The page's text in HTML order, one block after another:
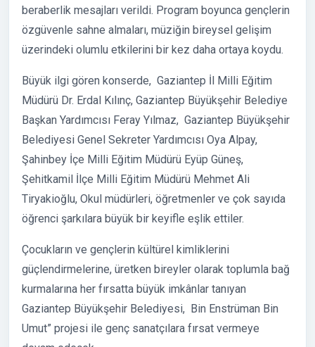
beraberlik mesajları verildi. Program boyunca gençlerin
özgüvenle sahne almaları, müziğin bireysel gelişim
üzerindeki olumlu etkilerini bir kez daha ortaya koydu.
Büyük ilgi gören konserde, Gaziantep İl Milli Eğitim
Müdürü Dr. Erdal Kılınç, Gaziantep Büyükşehir Belediye
Başkan Yardımcısı Feray Yılmaz, Gaziantep Büyükşehir
Belediyesi Genel Sekreter Yardımcısı Oya Alpay,
Şahinbey İçe Milli Eğitim Müdürü Eyüp Güneş,
Şehitkamil İlçe Milli Eğitim Müdürü Mehmet Ali
Tiryakioğlu, Okul müdürleri, öğretmenler ve çok sayıda
öğrenci şarkılara büyük bir keyifle eşlik ettiler.
Çocukların ve gençlerin kültürel kimliklerini
güçlendirmelerine, üretken bireyler olarak toplumla bağ
kurmalarına her fırsatta büyük imkânlar tanıyan
Gaziantep Büyükşehir Belediyesi, Bin Enstrüman Bin
Umut” projesi ile genç sanatçılara fırsat vermeye